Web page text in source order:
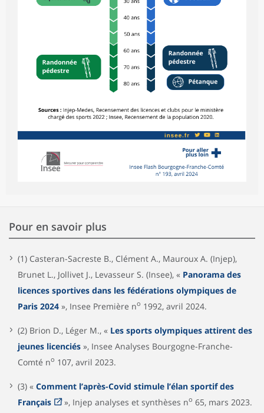
Pour en savoir plus
(1) Casteran-Sacreste B., Clément A., Mauroux A. (Injep),
Brunet L., Jollivet J., Levasseur S. (Insee), « Panorama des
licences sportives dans les fédérations olympiques de
Paris 2024 », Insee Première no 1992, avril 2024.
(2) Brion D., Léger M., « Les sports olympiques attirent des
jeunes licenciés », Insee Analyses Bourgogne-Franche-
Comté no 107, avril 2023.
(3) « Comment l’après-Covid stimule l’élan sportif des
Français
», Injep analyses et synthèses no 65, mars 2023.